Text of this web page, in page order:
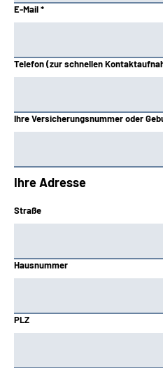
E-Mail *
Telefon (zur schnellen
Ihre Versicherungsnummer oder
Ihre Adresse
Straße
Hausnummer
PLZ